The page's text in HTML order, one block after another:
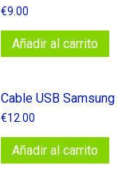
€9.00
Añadir al carrito
Cable USB Samsung
€12.00
Añadir al carrito